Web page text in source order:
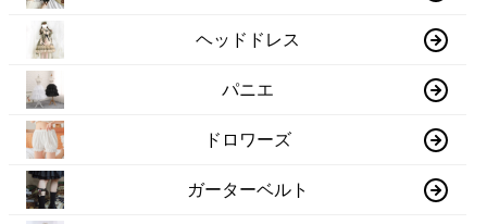
ヘッドドレス
パニエ
ドロワーズ
ガーターベルト